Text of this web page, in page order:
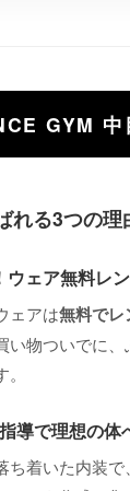
GYM 中
れる3つの理
ウェア無料レ
ェアは無料でレ
い物ついでに
導で理想の体
ち着いた内装